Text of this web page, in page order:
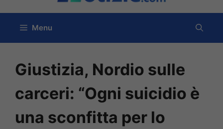
contenuto
Menu
Giustizia, Nordio sulle
carceri: “Ogni suicidio è
una sconfitta per lo